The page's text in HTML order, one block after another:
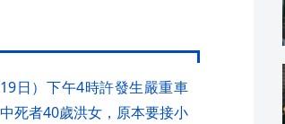
日）下午4時許發生嚴重車
死者40歲洪女，原本要接小